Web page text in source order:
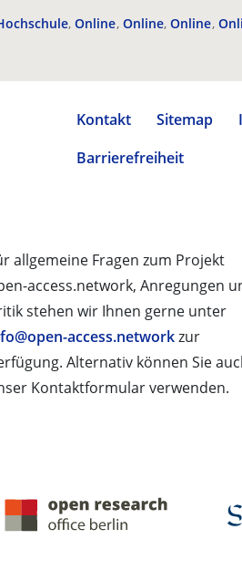
Online Online Online
Kontakt Sitemap
Barrierefreiheit
allgemeine Fragen zum Projekt
access.network, Anregungen
stehen wir Ihnen gerne unter
access.networkzur
Alternativ können Sie
Kontaktformular verwenden.